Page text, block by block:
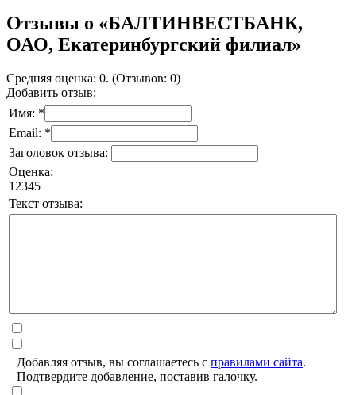
Отзывы о «БАЛТИНВЕСТБАНК,
ОАО, Екатеринбургский филиал»
Средняя оценка: 0. (Отзывов: 0)
Добавить отзыв:
Имя: *
Email: *
Заголовок отзыва:
Оценка:
1 2345
Текст отзыва:
Добавляя отзыв, вы соглашаетесь с правилами сайта.
Подтвердите добавление, поставив галочку.